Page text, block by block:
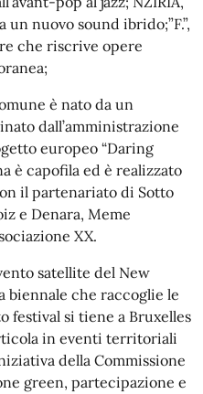
nuovo sound ibrido;”F.”,
che riscrive opere
è nato da un
dall’amministrazione
europeo “Daring
è capofila ed è realizzato
il partenariato di Sotto
e Denara, Meme
XX.
satellite del New
biennale che raccoglie le
festival si tiene a Bruxelles
in eventi territoriali
della Commissione
green, partecipazione e